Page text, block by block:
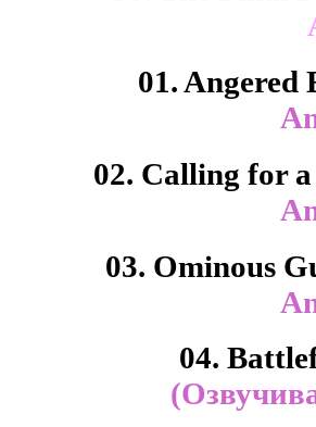
01. Angered
02. Calling for
03. Ominous
04.